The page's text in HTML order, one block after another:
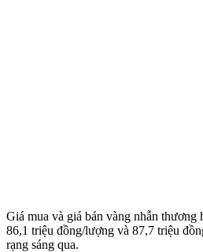
Giá mua và giá bán vàng nhẫn thương
86,1 triệu đồng/lượng và 87,7 triệu
rạng sáng qua.